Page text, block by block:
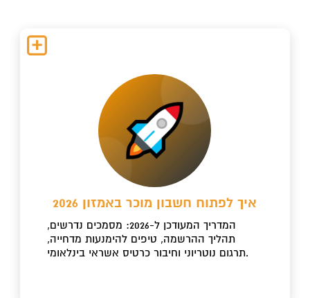
איך לפתוח חשבון מוכר באמזון 2026
המדריך המעודכן ל-2026: מסמכים נדרשים,
תהליך ההרשמה, טיפים להימנעות מדחייה,
תרגום נוטריוני וחיבור כרטיס אשראי בינלאומי.